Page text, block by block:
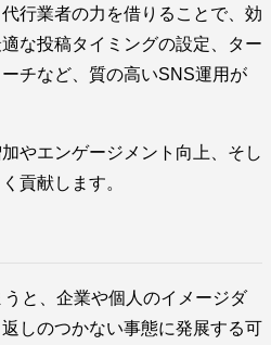
行業者の力を借りることで、効
な投稿タイミングの設定、ター
チなど、質の高いSNS運用が
やエンゲージメント向上、そし
貢献します。
と、企業や個人のイメージダ
しのつかない事態に発展する可